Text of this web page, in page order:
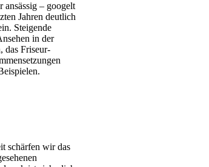
ansässig – googelt
Jahren deutlich
Steigende
in der
das Friseur-
schärfen wir das